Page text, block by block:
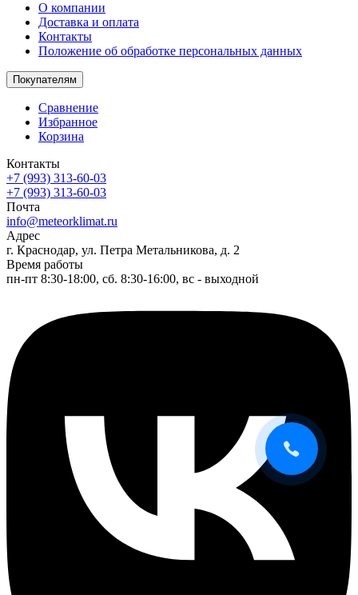
О компании
Доставка и оплата
Контакты
Положение об обработке персональных данных
Покупателям
Сравнение
Избранное
Корзина
Контакты
+7 (993) 313-60-03
+7 (993) 313-60-03
Почта
info@meteorklimat.ru
Адрес
г. Краснодар, ул. Петра Метальникова, д. 2
Время работы
пн-пт 8:30-18:00, сб. 8:30-16:00, вс - выходной